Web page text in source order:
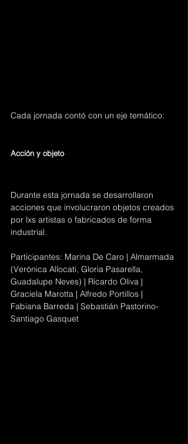
Cada jornada contó con un eje temático:
Acción y objeto
Durante esta jornada se desarrollaron
acciones que involucraron objetos creados
por lxs artistas o fabricados de forma
industrial.
Participantes: Marina De Caro | Almarmada
(Verónica Allocati, Gloria Pasarella,
Guadalupe Neves) | Ricardo Oliva |
Graciela Marotta | Alfredo Portillos |
Fabiana Barreda | Sebastián Pastorino-
Santiago Gasquet